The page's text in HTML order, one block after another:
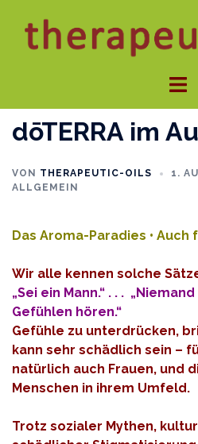
Inhalt
springen
Menü
dōTERRA im
VON THERAPEUTIC-OILS
1.
ALLGEMEIN
Das Aroma-Paradies • Auch
Wir alle kennen solche
„Sei ein Mann.“ . . .
Gefühlen hören.“
Gefühle zu unterdrücken,
kann sehr schädlich sein –
natürlich auch Frauen, und
Menschen in ihrem Umfeld.
Trotz sozialer Mythen,